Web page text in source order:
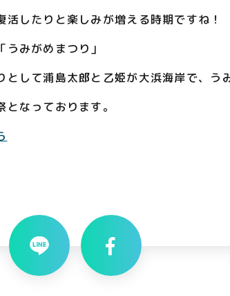
したりと楽しみが増える時期ですね！
みがめまつり」
として浦島太郎と乙姫が大浜海岸で、う
なっております。